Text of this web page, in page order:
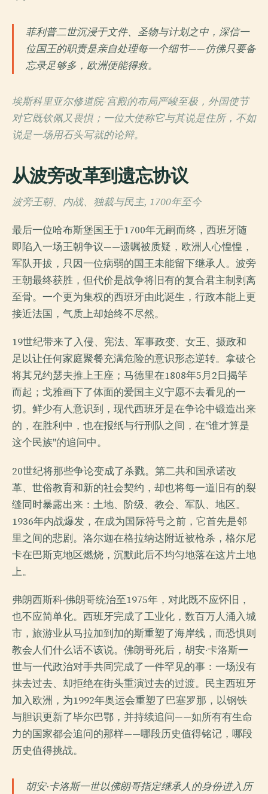
菲利普二世沉浸于文件、圣物与计划之中，深信一
位国王的职责是亲自处理每一个细节——仿佛只要备
忘录足够多，欧洲便能得救。
埃斯科里亚尔修道院-宫殿的布局严峻至极，外国使节
对它既钦佩又畏惧；一位大使称它与其说是住所，不如
说是一场用石头写就的论辩。
从波旁改革到遗忘协议
波旁王朝、内战、独裁与民主, 1700年至今
最后一位哈布斯堡国王于1700年无嗣而终，西班牙随
即陷入一场王朝争议——遗嘱被质疑，欧洲人心惶惶，
军队开拔，只因一位病弱的国王未能留下继承人。波旁
王朝最终获胜，但代价是战争将旧有的复合君主制剥离
至骨。一个更为集权的西班牙由此诞生，行政本能上更
接近法国，气质上却始终不尽然。
19世纪带来了入侵、宪法、军事政变、女王、摄政和
足以让任何家庭聚餐充满危险的意识形态逆转。拿破仑
将其兄约瑟夫推上王座；马德里在1808年5月2日揭竿
而起；戈雅画下了体面的爱国主义宁愿不去看见的一
切。鲜少有人意识到，现代西班牙是在争论中锻造出来
的，在胜利中，也在报纸与行刑队之间，在"谁才算是
这个民族"的追问中。
20世纪将那些争论变成了杀戮。第二共和国承诺改
革、世俗教育和新的社会契约，却也将每一道旧有的裂
缝同时暴露出来：土地、阶级、教会、军队、地区。
1936年内战爆发，在成为国际符号之前，它首先是邻
里之间的悲剧。洛尔迦在格拉纳达附近被枪杀，格尔尼
卡在巴斯克地区燃烧，沉默此后不均匀地落在这片土地
上。
弗朗西斯科·佛朗哥统治至1975年，对此既不应怀旧，
也不应简单化。西班牙完成了工业化，数百万人涌入城
市，旅游业从马拉加到加的斯重塑了海岸线，而恐惧则
教会人们什么话不该说。佛朗哥死后，胡安·卡洛斯一
世与一代政治对手共同完成了一件罕见的事：一场没有
抹去过去、却拒绝在街头重演过去的过渡。民主西班牙
加入欧洲，为1992年奥运会重塑了巴塞罗那，以钢铁
与胆识更新了毕尔巴鄂，并持续追问——如所有有生命
力的国家都会追问的那样——哪段历史值得铭记，哪段
历史值得挑战。
胡安·卡洛斯一世以佛朗哥指定继承人的身份进入历